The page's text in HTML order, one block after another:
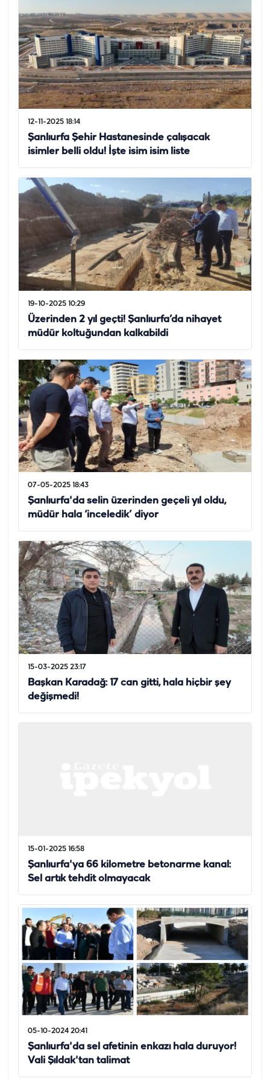
12-11-2025 18:14
Şanlıurfa Şehir Hastanesinde çalışacak
isimler belli oldu! İşte isim isim liste
19-10-2025 10:29
Üzerinden 2 yıl geçti! Şanlıurfa’da nihayet
müdür koltuğundan kalkabildi
07-05-2025 18:43
Şanlıurfa'da selin üzerinden geçeli yıl oldu,
müdür hala ‘inceledik’ diyor
15-03-2025 23:17
Başkan Karadağ: 17 can gitti, hala hiçbir şey
değişmedi!
15-01-2025 16:58
Şanlıurfa'ya 66 kilometre betonarme kanal:
Sel artık tehdit olmayacak
05-10-2024 20:41
Şanlıurfa'da sel afetinin enkazı hala duruyor!
Vali Şıldak'tan talimat